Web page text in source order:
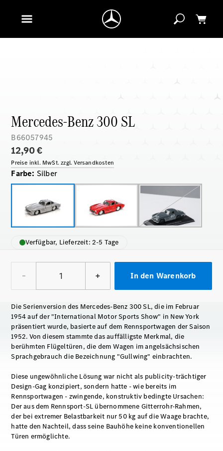
Mercedes-Benz 300 SL
B66057945
12,90 €
Preise inkl. MwSt. zzgl. Versandkosten
Farbe: Silber
Verfügbar, Lieferzeit: 2-5 Tage
– + In den Warenkorb
Die Serienversion des Mercedes-Benz 300 SL, die im Februar
1954 auf der "International Motor Sports Show" in New York
präsentiert wurde, basierte auf dem Rennsportwagen der Saison
1952. Von diesem stammte das auffälligste Merkmal, die
berühmten Flügeltüren, die dem Wagen im angelsächsischen
Sprachgebrauch die Bezeichnung "Gullwing" einbrachten.
Diese ungewöhnliche Lösung war nicht als publicity-trächtiger
Design-Gag konzipiert, sondern hatte - wie bereits im
Rennsportwagen - zwingende, konstruktiv bedingte Ursachen:
Der aus dem Rennsport-SL übernommene Gitterrohr-Rahmen,
der bei extremer Belastbarkeit nur 50 kg auf die Waage brachte,
hatte den Nachteil, dass seine Bauhöhe keine konventionellen
Türen ermöglichte.